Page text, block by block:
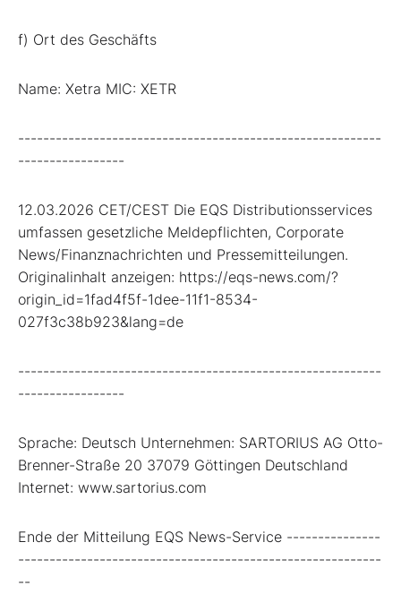
f) Ort des Geschäfts
Name: Xetra MIC: XETR
----------------------------------------------------------
-----------------
12.03.2026 CET/CEST Die EQS Distributionsservices
umfassen gesetzliche Meldepflichten, Corporate
News/Finanznachrichten und Pressemitteilungen.
Originalinhalt anzeigen: https://eqs-news.com/?
origin_id=1fad4f5f-1dee-11f1-8534-
027f3c38b923&lang=de
----------------------------------------------------------
-----------------
Sprache: Deutsch Unternehmen: SARTORIUS AG Otto-
Brenner-Straße 20 37079 Göttingen Deutschland
Internet: www.sartorius.com
Ende der Mitteilung EQS News-Service ---------------
----------------------------------------------------------
--